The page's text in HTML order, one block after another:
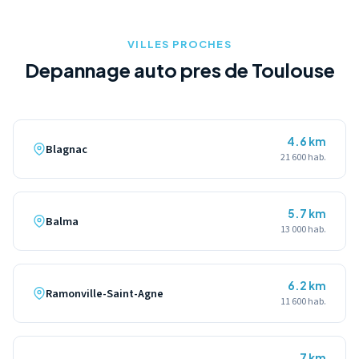
VILLES PROCHES
Depannage auto pres de Toulouse
Blagnac
4.6 km
21 600 hab.
Balma
5.7 km
13 000 hab.
Ramonville-Saint-Agne
6.2 km
11 600 hab.